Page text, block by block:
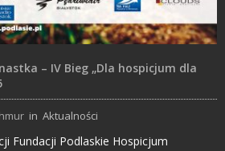
– IV Bieg „Dla hospicjum dla
in Aktualności
Fundacji Podlaskie Hospicjum